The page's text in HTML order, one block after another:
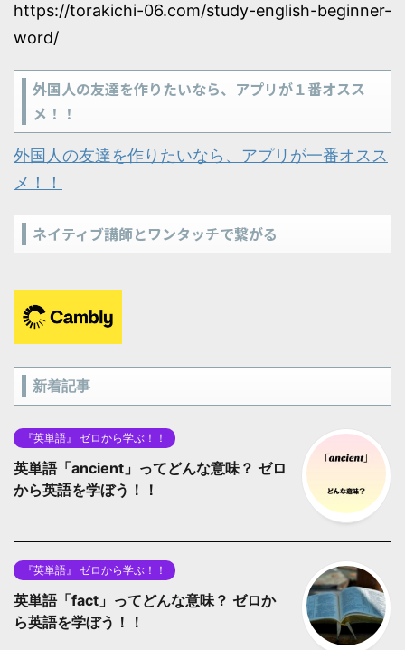
https://torakichi-06.com/study-english-beginner-
word/
外国人の友達を作りたいなら、アプリが１番オスス
メ！！
外国人の友達を作りたいなら、アプリが一番オスス
メ！！
ネイティブ講師とワンタッチで繋がる
新着記事
『英単語』 ゼロから学ぶ！！
英単語「ancient」ってどんな意味？ ゼロ
から英語を学ぼう！！
『英単語』 ゼロから学ぶ！！
英単語「fact」ってどんな意味？ ゼロか
ら英語を学ぼう！！